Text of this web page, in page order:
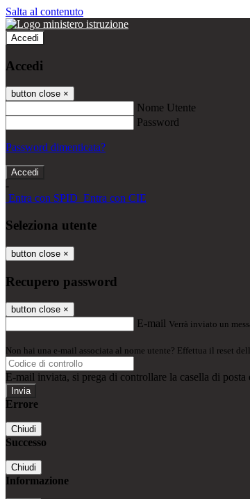
Salta al contenuto
Accedi
Accedi
button close ×
Nome Utente
Password
Password dimenticata?
-
Entra con SPID Entra con CIE
Seleziona utente
button close ×
Recupero password
button close ×
E-mail Verrà inviato un
Non hai una e-mail associata al nome utente? Effettua il reset
E-mail inviata, si prega di controllare la casella di posta
Errore
Chiudi
Successo
Chiudi
Informazione